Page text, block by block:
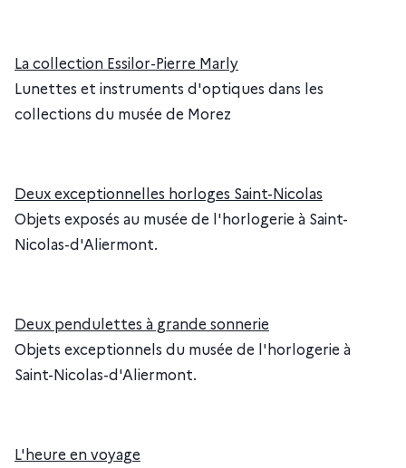
La collection Essilor-Pierre Marly
Lunettes et instruments d'optiques dans les
collections du musée de Morez
Deux exceptionnelles horloges Saint-Nicolas
Objets exposés au musée de l'horlogerie à Saint-
Nicolas-d'Aliermont.
Deux pendulettes à grande sonnerie
Objets exceptionnels du musée de l'horlogerie à
Saint-Nicolas-d'Aliermont.
L'heure en voyage